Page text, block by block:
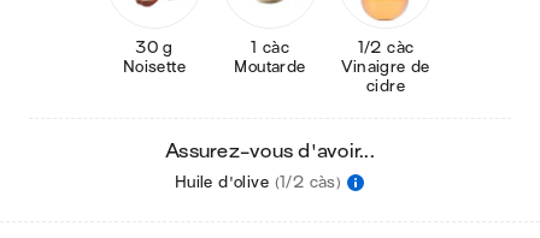
30 g
Noisette
1 càc
Moutarde
1/2 càc
Vinaigre de
cidre
Assurez-vous d'avoir...
Huile d'olive (1/2 càs)